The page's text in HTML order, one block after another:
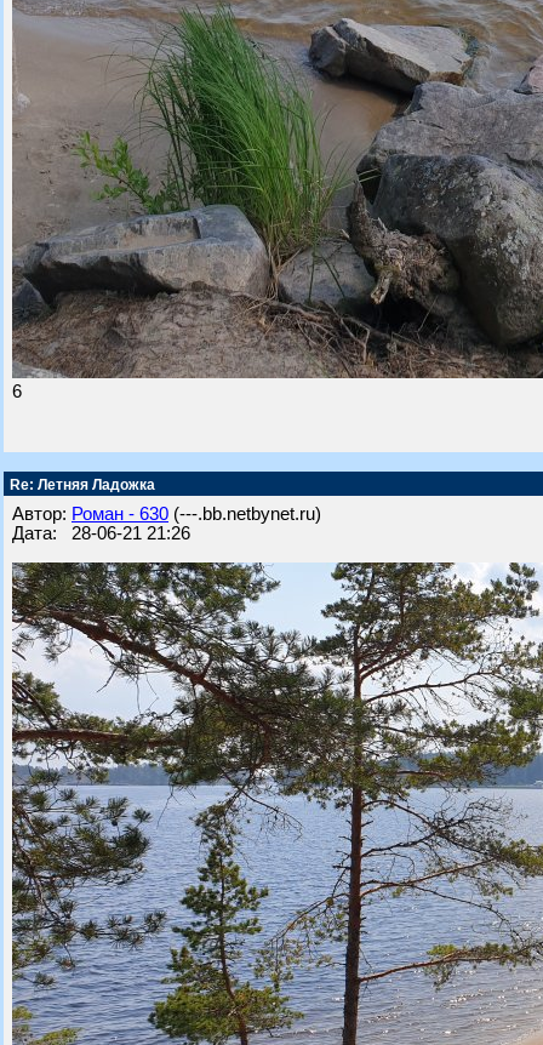
6
Re: Летняя Ладожка
Автор: Роман - 630 (---.bb.netbynet.ru)
Дата: 28-06-21 21:26